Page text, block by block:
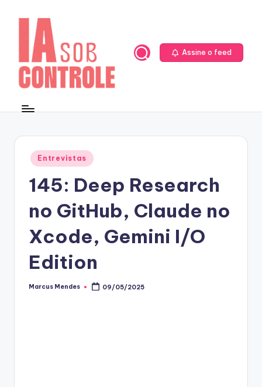
Assine o feed
Posted
in
Entrevistas
145: Deep Research
no GitHub, Claude no
Xcode, Gemini I/O
Edition
Posted
Marcus Mendes 09/05/2025